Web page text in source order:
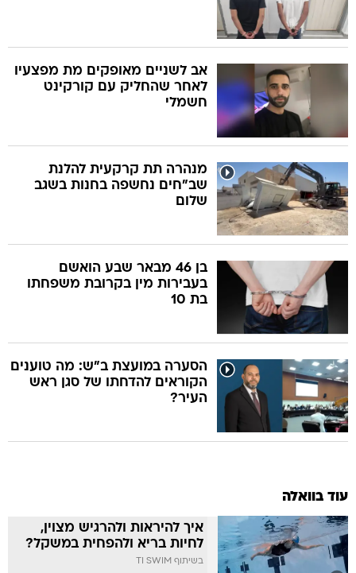
אב לשניים מאופקים מת מפצעיו
לאחר שהחליק עם קורקינט
חשמלי
מנהרה תת קרקעית להלנת
שב"חים נחשפה בחנות בשגב
שלום
בן 46 מבאר שבע הואשם
בעבירות מין בקרובת משפחתו
בת 10
הסערה במועצת ב"ש: מה טוענים
הקוראים להדחתו של סגן ראש
העיר?
עוד בוואלה
איך להיראות ולהרגיש מצוין,
לחיות בריא ולהפחית במשקל?
בשיתוף TI SWIM